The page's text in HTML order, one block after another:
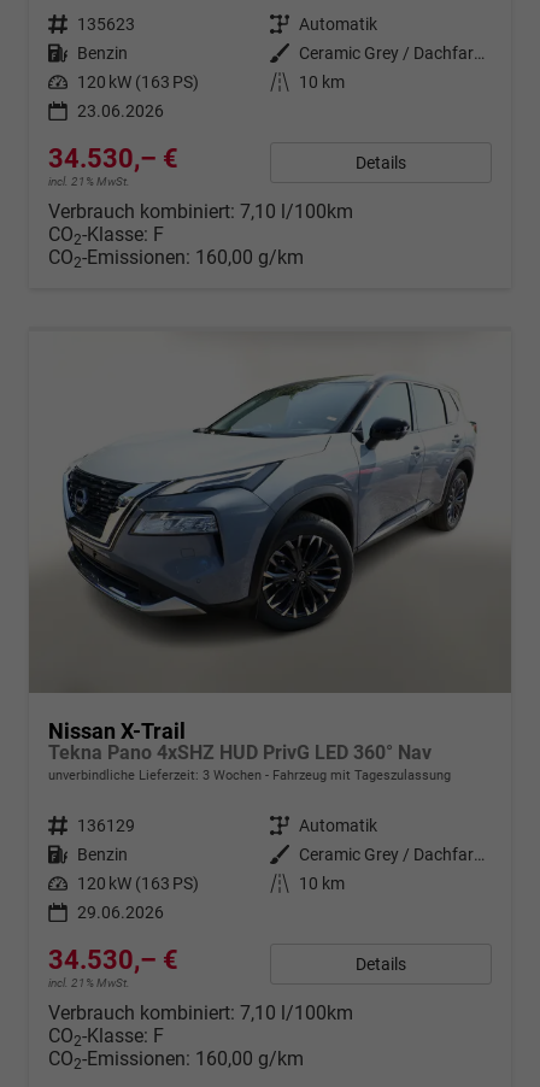
Fahrzeugnr. 135623 Getriebe Automatik
Kraftstoff Benzin Außenfarbe
Ceramic Grey / Dachfarbe in Schw
Leistung 120 kW (163 PS) Kilometerstand
10 km
23.06.2026
34.530,– €
incl. 21% MwSt.
Details
Verbrauch kombiniert: 7,10 l/100km
CO2-Klasse: F
CO2-Emissionen: 160,00 g/km
Nissan X-Trail
Tekna Pano 4xSHZ HUD PrivG LED 360° Nav
unverbindliche Lieferzeit: 3 Wochen Fahrzeug mit Tageszulassung
Fahrzeugnr. 136129 Getriebe Automatik
Kraftstoff Benzin Außenfarbe
Ceramic Grey / Dachfarbe in Schw
Leistung 120 kW (163 PS) Kilometerstand
10 km
29.06.2026
34.530,– €
incl. 21% MwSt.
Details
Verbrauch kombiniert: 7,10 l/100km
CO2-Klasse: F
CO2-Emissionen: 160,00 g/km